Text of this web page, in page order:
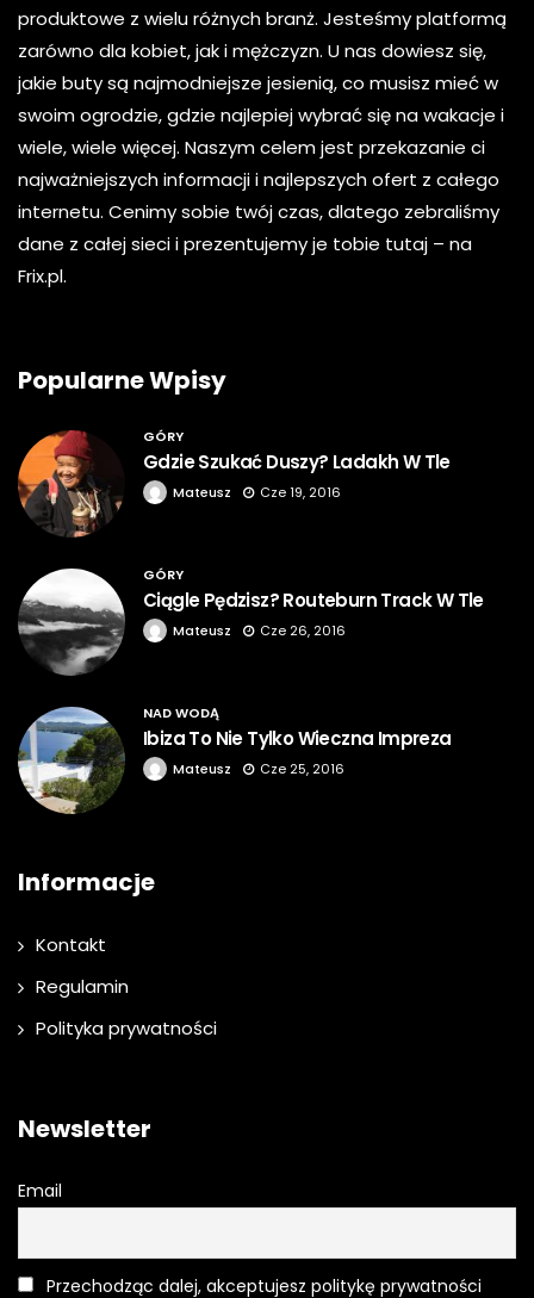
produktowe z wielu różnych branż. Jesteśmy platformą
zarówno dla kobiet, jak i mężczyzn. U nas dowiesz się,
jakie buty są najmodniejsze jesienią, co musisz mieć w
swoim ogrodzie, gdzie najlepiej wybrać się na wakacje i
wiele, wiele więcej. Naszym celem jest przekazanie ci
najważniejszych informacji i najlepszych ofert z całego
internetu. Cenimy sobie twój czas, dlatego zebraliśmy
dane z całej sieci i prezentujemy je tobie tutaj – na
Frix.pl.
Popularne Wpisy
GÓRY
Gdzie Szukać Duszy? Ladakh W Tle
Mateusz Cze 19, 2016
GÓRY
Ciągle Pędzisz? Routeburn Track W Tle
Mateusz Cze 26, 2016
NAD WODĄ
Ibiza To Nie Tylko Wieczna Impreza
Mateusz Cze 25, 2016
Informacje
Kontakt
Regulamin
Polityka prywatności
Newsletter
Email
Przechodząc dalej, akceptujesz politykę prywatności